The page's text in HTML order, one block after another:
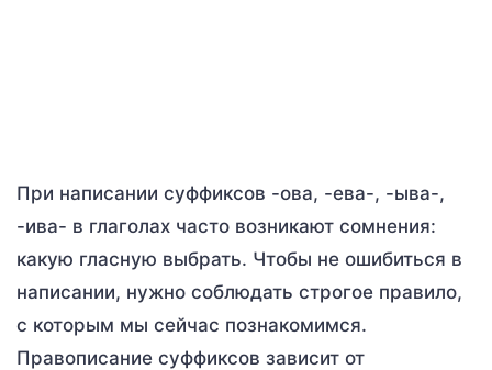
При написании суффиксов -ова, -ева-, -ыва-,
-ива- в глаголах часто возникают сомнения:
какую гласную выбрать. Чтобы не ошибиться в
написании, нужно соблюдать строгое правило,
с которым мы сейчас познакомимся.
Правописание суффиксов зависит от